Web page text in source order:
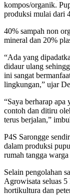
kompos/organik.
produksi mulai dari
40% sampah non
mineral dan 20%
“Ada yang
didaur ulang
ini sangat
lingkungan,” ujar
“Saya berharap
contoh dan ditiru
terus berjalan,”
P4S Sarongge
dalam produksi
rumah tangga warga
Selain pengolahan
Agrowisata seluas
hortikultura dan